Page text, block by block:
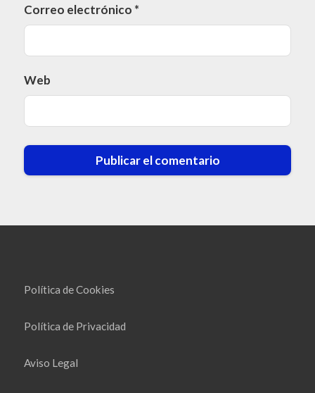
Correo electrónico *
Web
Política de Cookies
Política de Privacidad
Aviso Legal